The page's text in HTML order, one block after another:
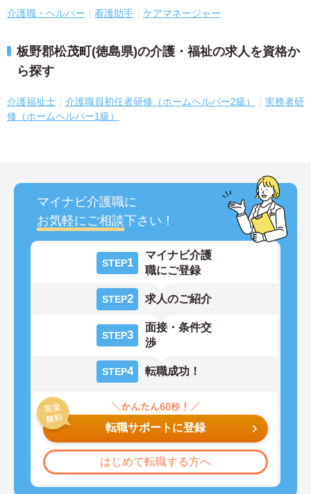
介護職・ヘルパー 看護助手 ケアマネージャー
板野郡松茂町(徳島県)の介護・福祉の求人を資格か
ら探す
介護福祉士 介護職員初任者研修（ホームヘルパー2級）
実務者研
修（ホームヘルパー1級）
マイナビ介護職に
お気軽にご相談下さい！
STEP1
マイナビ介護
職にご登録
STEP2 求人のご紹介
STEP3
面接・条件交
渉
STEP4 転職成功！
転職サポートに登録
はじめて転職する方へ